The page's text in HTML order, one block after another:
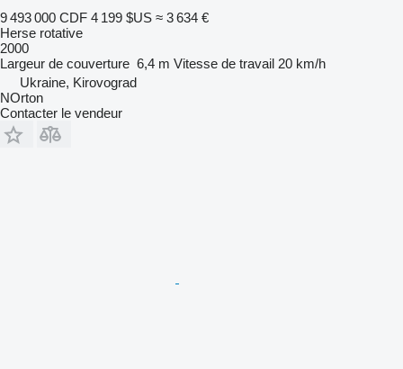
9 493 000 CDF 4 199 $US ≈ 3 634 €
Herse rotative
2000
Largeur de couverture 6,4 m Vitesse de travail 20 km/h
Ukraine, Kirovograd
NOrton
Contacter le vendeur